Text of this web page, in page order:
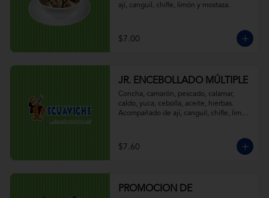
ají, canguil, chifle, limón y mostaza.
$7.00
JR. ENCEBOLLADO MÚLTIPLE
Concha, camarón, pescado, calamar,
caldo, yuca, cebolla, aceite, hierbas.
Acompañado de ají, canguil, chifle, limón
$7.60
PROMOCION DE